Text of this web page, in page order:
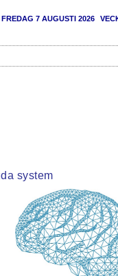
FREDAG 7 AUGUSTI 2026
system